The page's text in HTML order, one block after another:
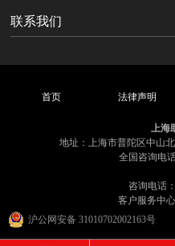
联系我们
首页 法律声明
上海
地址：上海市普陀区中山
全国咨询电
咨询电话
客户服务中
沪公网安备 31010702002163号